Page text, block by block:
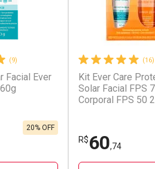
(9)
Facial Ever
20% OFF
(16)
Kit Ever Care
Solar Facial FPS
Corporal FPS 50
R$60,74